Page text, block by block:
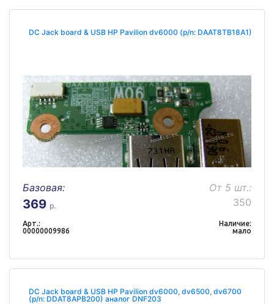
DC Jack board & USB HP Pavilion dv6000 (p/n: DAAT8TB18A1)
Базовая:
369 р.
От 5 шт.:
350
Арт.:
00000009986
Наличие:
мало
DC Jack board & USB HP Pavilion dv6000, dv6500, dv6700
(p/n: DDAT8APB200) аналог DNF203